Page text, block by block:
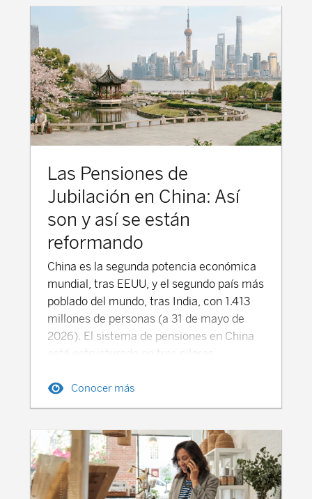
Las Pensiones de
Jubilación en China: Así
son y así se están
reformando
China es la segunda potencia económica
mundial, tras EEUU, y el segundo país más
poblado del mundo, tras India, con 1.413
millones de personas (a 31 de mayo de
2026). El sistema de pensiones en China
está estructurado en tres pilares
públicas y prestaciones privadas
complementarias, que buscan
adecuados para las personas jubiladas.
Pensión Pública en China (Pilar 1) El
Seguro Básico de Vejez-SBV (养老保险,
*yǎnglǎo bǎoxiǎn) es el sistema
Conocer más